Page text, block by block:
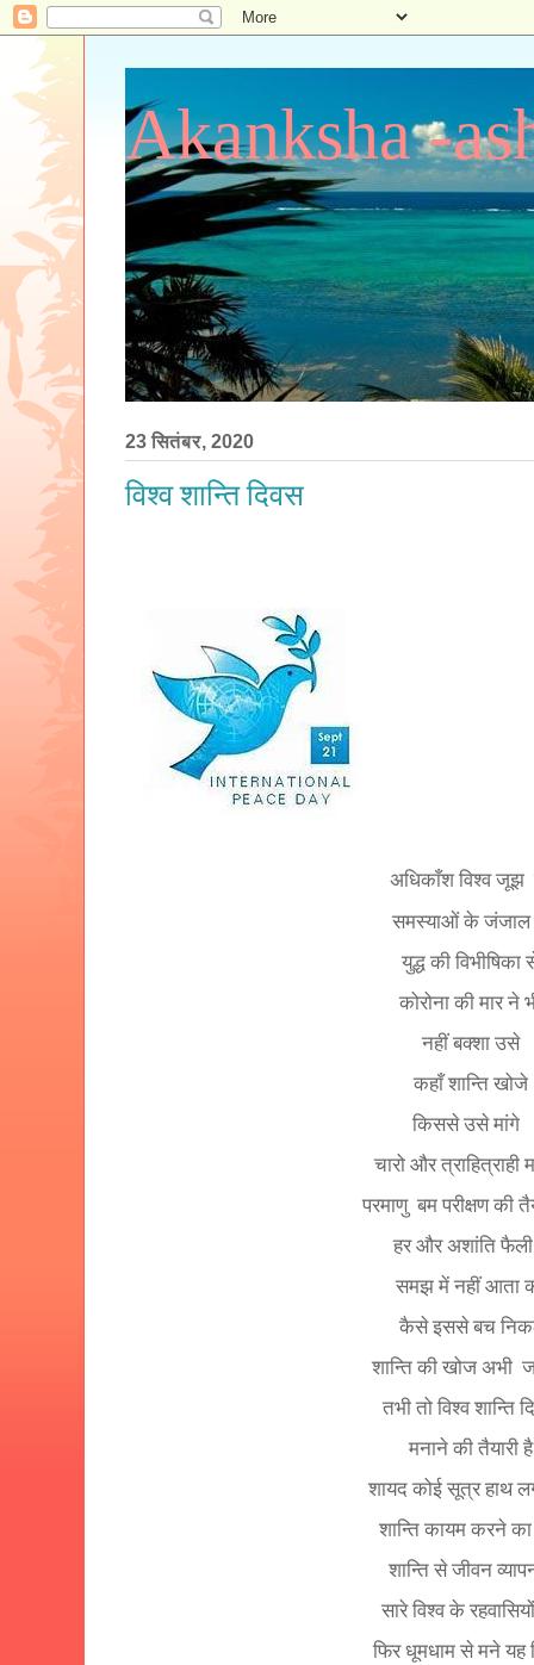
Akanksha -
23 सितंबर, 2020
विश्व शान्ति दिवस
अधिकाँश विश्व जूझ
समस्याओं के
युद्ध की विभीषिका
कोरोना की मार ने
नहीं बक्शा उसे
कहाँ शान्ति खोजे
किससे उसे मांगे
चारो और त्राहित्राही
परमाणु बम परीक्षण की
हर और अशांति
समझ में नहीं आता
कैसे इससे बच
शान्ति की खोज अभी
तभी तो विश्व शान्ति
मनाने की तैयारी है
शायद कोई सूत्र हाथ
शान्ति कायम करने
शान्ति से जीवन
सारे विश्व के
फिर धूमधाम से मने यह